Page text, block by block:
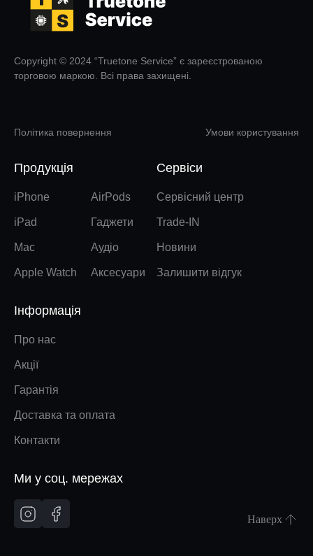
Copyright © 2024 “Truetone Service” є зареєстрованою
торговою маркою. Всі права захищені.
Політика повернення Умови користування
Продукція
iPhone
iPad
Mac
Apple Watch
AirPods
Гаджети
Аудіо
Аксесуари
Сервіси
Сервісний центр
Trade-IN
Новини
Залишити відгук
Інформація
Про нас
Акції
Гарантія
Доставка та оплата
Контакти
Ми у соц. мережах
Наверх